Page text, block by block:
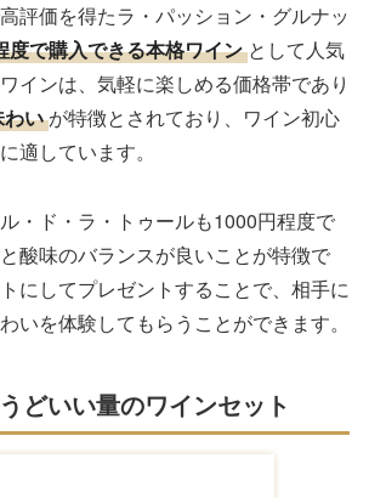
評価を得たラ・パッション・グルナッ
度で購入できる本格ワイン として人気
インは、気軽に楽しめる価格帯であり
い が特徴とされており、ワイン初心
適しています。
・ド・ラ・トゥールも1000円程度で
酸味のバランスが良いことが特徴で
にしてプレゼントすることで、相手に
いを体験してもらうことができます。
どいい量のワインセット